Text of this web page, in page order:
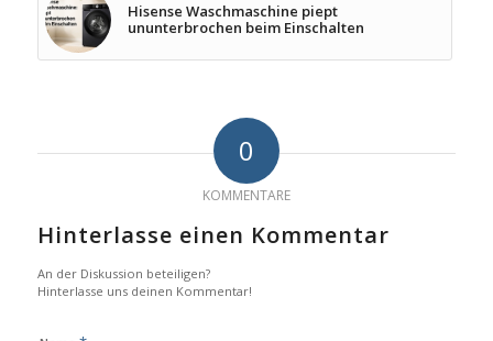
Hisense Waschmaschine piept
ununterbrochen beim Einschalten
0
KOMMENTARE
Hinterlasse einen Kommentar
An der Diskussion beteiligen?
Hinterlasse uns deinen Kommentar!